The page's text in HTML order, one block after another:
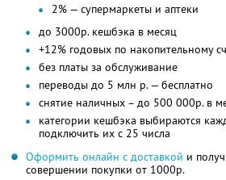
2% — супермаркеты и аптеки
до 3000р. кешбэка в месяц
+12% годовых по накопительному
без платы за обслуживание
переводы до 5 млн р. — бесплатно
снятие наличных – до 500 000р. в
категории кешбэка выбираются
подключить их с 25 числа
Оформить онлайн с доставкой и
совершении покупки от 1000р.